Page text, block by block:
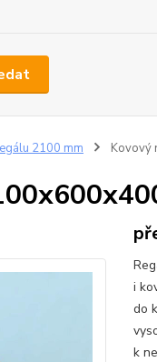
2100 mm Kovový
i
do
k